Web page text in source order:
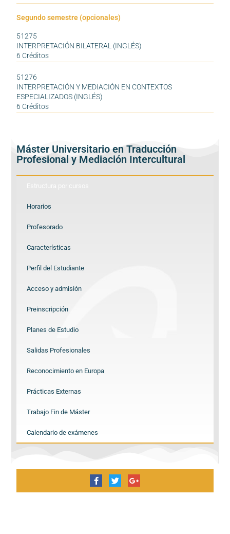
Segundo semestre (opcionales)
51275
INTERPRETACIÓN BILATERAL (INGLÉS)
6 Créditos
51276
INTERPRETACIÓN Y MEDIACIÓN EN CONTEXTOS
ESPECIALIZADOS (INGLÉS)
6 Créditos
Máster Universitario en Traducción
Profesional y Mediación Intercultural
Estructura por cursos
Horarios
Profesorado
Características
Perfil del Estudiante
Acceso y admisión
Preinscripción
Planes de Estudio
Salidas Profesionales
Reconocimiento en Europa
Prácticas Externas
Trabajo Fin de Máster
Calendario de exámenes